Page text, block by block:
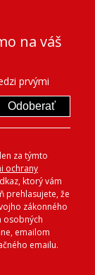
na váš
prvými
Odoberať
za týmto
ochrany
ktorý vám
prehlasujete, že
zákonného
osobných
emailom
emailu.